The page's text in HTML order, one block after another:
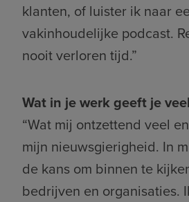
klanten, of luister ik naar
vakinhoudelijke podcast.
nooit verloren tijd.”
Wat in je werk geeft je
“Wat mij ontzettend veel
mijn nieuwsgierigheid. In
de kans om binnen te
bedrijven en organisaties.